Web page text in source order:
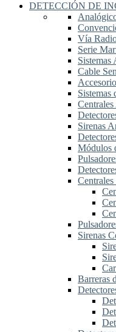
DETECCIÓN DE
Vía
Serie
Sistemas
Cable
Sistemas
Sirenas
Módulos
Sirenas
Barreras